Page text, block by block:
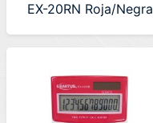
EX-20RN Roja/Negra